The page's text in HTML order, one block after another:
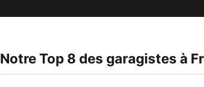
Notre Top 8 des garagistes à